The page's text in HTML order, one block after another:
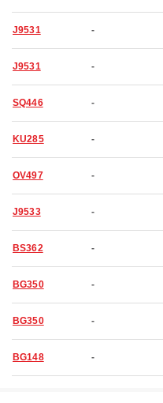
J9531 -
J9531 -
SQ446 -
KU285 -
OV497 -
J9533 -
BS362 -
BG350 -
BG350 -
BG148 -